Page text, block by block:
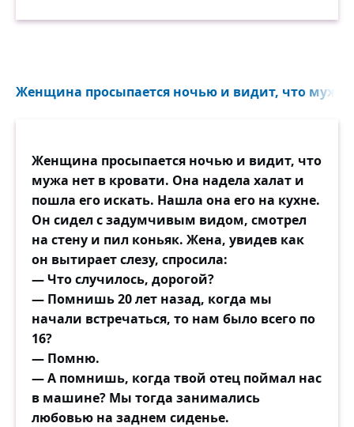
Женщина просыпается ночью и видит, что мужа
Женщина просыпается ночью и видит, что
мужа нет в кровати. Она надела халат и
пошла его искать. Нашла она его на кухне.
Он сидел с задумчивым видом, смотрел
на стену и пил коньяк. Жена, увидев как
он вытирает слезу, спросила:
— Что случилось, дорогой?
— Помнишь 20 лет назад, когда мы
начали встречаться, то нам было всего по
16?
— Помню.
— А помнишь, когда твой отец поймал нас
в машине? Мы тогда занимались
любовью на заднем сиденье.